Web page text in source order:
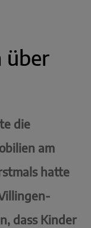
über
die
am
hatte
dass Kinder